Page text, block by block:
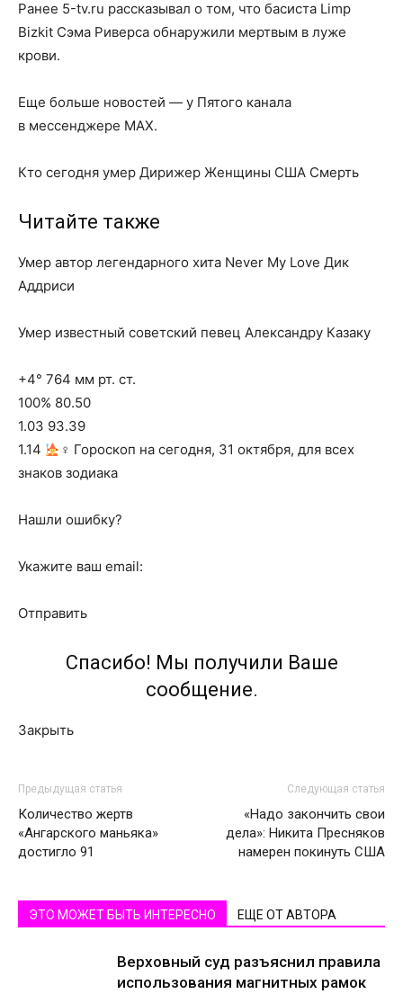
Ранее 5-tv.ru рассказывал о том, что басиста Limp
Bizkit Сэма Риверса обнаружили мертвым в луже
крови.
Еще больше новостей — у Пятого канала
в мессенджере MAX.
Кто сегодня умер Дирижер Женщины США Смерть
Читайте также
Умер автор легендарного хита Never My Love Дик
Аддриси
Умер известный советский певец Александру Казаку
+4° 764 мм рт. ст.
100% 80.50
1.03 93.39
1.14
‍♀ Гороскоп на сегодня, 31 октября, для всех
знаков зодиака
Нашли ошибку?
Укажите ваш email:
Отправить
Спасибо! Мы получили Ваше
сообщение.
Закрыть
Предыдущая статья
Количество жертв
«Ангарского маньяка»
достигло 91
Следующая статья
«Надо закончить свои
дела»: Никита Пресняков
намерен покинуть США
ЭТО МОЖЕТ БЫТЬ ИНТЕРЕСНО ЕЩЕ ОТ АВТОРА
Верховный суд разъяснил правила
использования магнитных рамок